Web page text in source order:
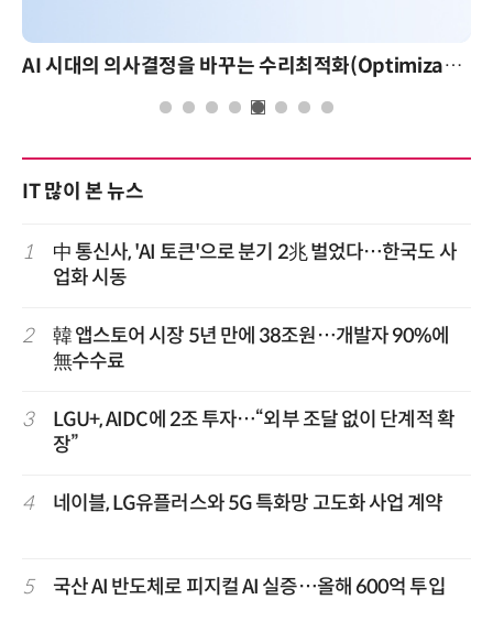
AI 핀옵스 실전 세미나: 폭증하는 AI 토큰 비용 관리 전략
IT 많이 본 뉴스
1
中 통신사, 'AI 토큰'으로 분기 2兆 벌었다…한국도 사
업화 시동
2
韓 앱스토어 시장 5년 만에 38조원…개발자 90%에
無수수료
3
LGU+, AIDC에 2조 투자…“외부 조달 없이 단계적 확
장”
4 네이블, LG유플러스와 5G 특화망 고도화 사업 계약
5 국산 AI 반도체로 피지컬 AI 실증…올해 600억 투입